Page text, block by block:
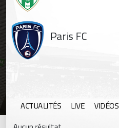
Paris FC
ACTUALITÉS LIVE VIDÉOS